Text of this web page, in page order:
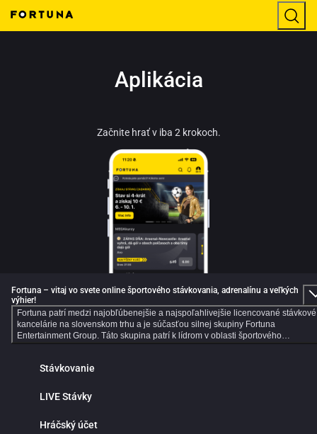
Aplikácia
Začnite hrať v iba 2 krokoch.
Fortuna – vitaj vo svete online športového stávkovania, adrenalínu a veľkých
výhier!
Fortuna patrí medzi najobľúbenejšie a najspoľahlivejšie licencované stávkové
kancelárie na slovenskom trhu a je súčasťou silnej skupiny Fortuna
Entertainment Group. Táto skupina patrí k lídrom v oblasti športového
stávkovania v strednej Európe a už viac ako 30 rokov prináša hráčom kvalitné
Dlhoročné skúsenosti, moderné technológie a dôraz na bezpečnosť robia z
Online športové stávkovanie vo Fortune ponúka tisíce predzápasových aj live
stávok každý deň. V ponuke nájdeš populárne športy ako futbal, hokej, tenis,
športových udalostí z celého sveta. Prehľadné rozhranie ti umožní rýchlo nájsť
Stávkovanie
LIVE Stávky
Hráčský účet